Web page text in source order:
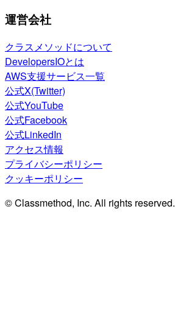
運営会社
クラスメソッドについて
DevelopersIOとは
AWS支援サービス一覧
公式X(Twitter)
公式YouTube
公式Facebook
公式LinkedIn
アクセス情報
プライバシーポリシー
クッキーポリシー
© Classmethod, Inc. All rights reserved.